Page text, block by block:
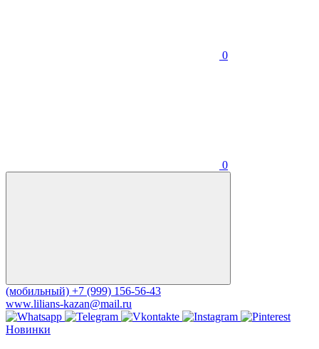
0
0
(мобильный) +7 (999) 156-56-43
www.lilians-kazan@mail.ru
Новинки